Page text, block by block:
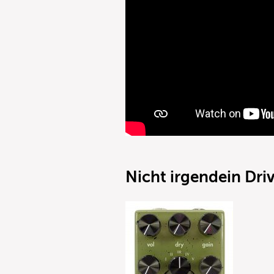
Nicht irgendein